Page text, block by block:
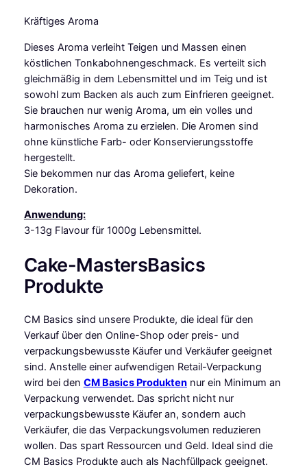
o
r
Z
i
m
t
5
0
m
l
M
e
n
e
Kräftiges Aroma
Dieses Aroma verleiht Teigen und Massen einen
köstlichen Tonkabohnengeschmack. Es verteilt sich
gleichmäßig in dem Lebensmittel und im Teig und ist
sowohl zum Backen als auch zum Einfrieren geeignet.
Sie brauchen nur wenig Aroma, um ein volles und
harmonisches Aroma zu erzielen. Die Aromen sind
ohne künstliche Farb- oder Konservierungsstoffe
hergestellt.
Sie bekommen nur das Aroma geliefert, keine
Dekoration.
Anwendung:
3-13g Flavour für 1000g Lebensmittel.
Cake-MastersBasics
Produkte
CM Basics sind unsere Produkte, die ideal für den
Verkauf über den Online-Shop oder preis- und
verpackungsbewusste Käufer und Verkäufer geeignet
sind. Anstelle einer aufwendigen Retail-Verpackung
wird bei den CM Basics Produktennur ein Minimum an
Verpackung verwendet. Das spricht nicht nur
verpackungsbewusste Käufer an, sondern auch
Verkäufer, die das Verpackungsvolumen reduzieren
wollen. Das spart Ressourcen und Geld. Ideal sind die
CM Basics Produkte auch als Nachfüllpack geeignet.